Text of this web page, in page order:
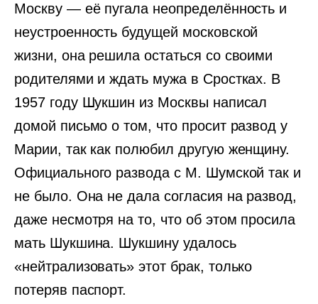
Москву — её пугала неопределённость и
неустроенность будущей московской
жизни, она решила остаться со своими
родителями и ждать мужа в Сростках. В
1957 году Шукшин из Москвы написал
домой письмо о том, что просит развод у
Марии, так как полюбил другую женщину.
Официального развода с М. Шумской так и
не было. Она не дала согласия на развод,
даже несмотря на то, что об этом просила
мать Шукшина. Шукшину удалось
«нейтрализовать» этот брак, только
потеряв паспорт.